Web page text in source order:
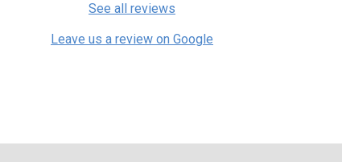
See all reviews
Leave us a review on Google